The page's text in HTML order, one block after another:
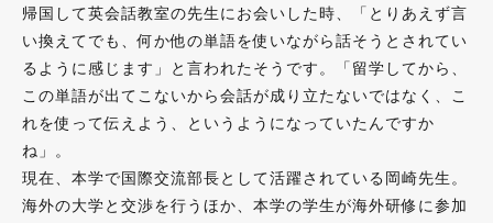
帰国して英会話教室の先生にお会いした時、「とりあえず言
い換えてでも、何か他の単語を使いながら話そうとされてい
るように感じます」と言われたそうです。「留学してから、
この単語が出てこないから会話が成り立たないではなく、こ
れを使って伝えよう、というようになっていたんですか
ね」。
現在、本学で国際交流部長として活躍されている岡崎先生。
海外の大学と交渉を行うほか、本学の学生が海外研修に参加